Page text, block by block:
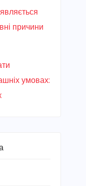
причини
умовах: